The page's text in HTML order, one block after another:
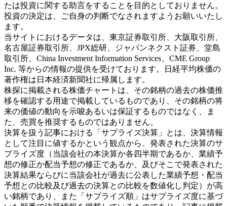
たは投資に関する助言をすることを目的としておりません。
投資の決定は、ご自身の判断でなされますようお願いいたし
ます。
当サイトにおけるデータは、東京証券取引所、大阪取引所、
名古屋証券取引所、JPX総研、ジャパンネクスト証券、堂島
取引所、China Investment Information Services、CME Group
Inc. 等からの情報の提供を受けております。日経平均株価の
著作権は日本経済新聞社に帰属します。
株探に掲載される株価チャートは、その銘柄の過去の株価推
移を確認する用途で掲載しているものであり、その銘柄の将
来の価値の動向を示唆あるいは保証するものではなく、ま
た、売買を推奨するものではありません。
決算を扱う記事における「サプライズ決算」とは、決算情報
として注目に値するかという観点から、発表された決算のサ
プライズ度（当該会社の本決算か各四半期であるか、業績予
想の修正か配当予想の修正であるか、及びそこで発表された
決算結果ならびに当該会社が過去に公表した業績予想・配当
予想との比較及び過去の決算との比較を数値化し判定）が高
い銘柄であり、また「サプライズ順」はサプライズ度に基づ